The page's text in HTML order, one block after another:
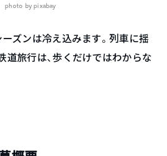
photo by pixabay
ズンは冷え込みます。列車に揺
道旅行は、歩くだけではわからな